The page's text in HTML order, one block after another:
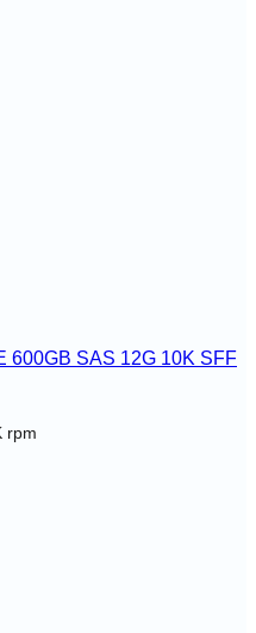
600GB SAS 12G 10K SFF
rpm